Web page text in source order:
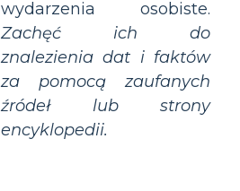
wydarzenia osobiste.
Zachęć ich do
znalezienia dat i faktów
za pomocą zaufanych
źródeł lub strony
encyklopedii.